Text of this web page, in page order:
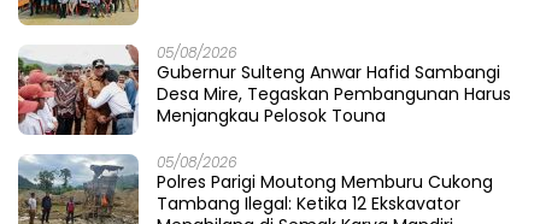
05/08/2026
Gubernur Sulteng Anwar Hafid Sambangi
Desa Mire, Tegaskan Pembangunan Harus
Menjangkau Pelosok Touna
05/08/2026
Polres Parigi Moutong Memburu Cukong
Tambang Ilegal: Ketika 12 Ekskavator